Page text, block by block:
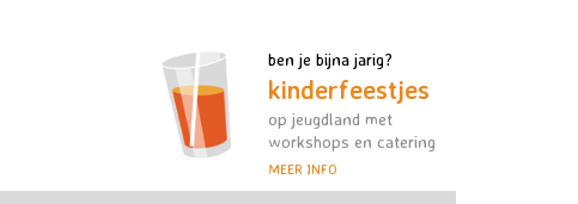
ben je bijna jarig?
kinderfeestjes
op jeugdland met
workshops en catering
MEER INFO